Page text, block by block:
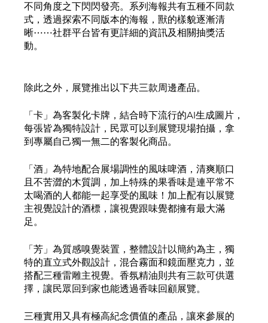
不同角度之下閃閃發亮。系列海報共有五種不同款
式，透過探索不同版本的海報，獸的樣貌逐漸清
晰⋯⋯社群平台皆有更詳細的資訊及相關抽獎活
動。
除此之外，展覽推出以下共三款周邊產品。
「卡」為客製化卡牌，結合時下流行的AI生成圖片，
每張皆為獨特設計，民眾可以到展覽現場拍攝，拿
到專屬自己獨一無二的客製化商品。
「酒」為特地配合展場調性的風味啤酒，清爽順口
且不苦澀的木質調，加上特殊的果香味是連平常不
太喝酒的人都能一起享受的風味！加上配有以展覽
主視覺設計的酒標，讓視覺跟味覺都擁有最大滿
足。
「芳」為質感嗅覺裝置，整體設計以簡約為主，獨
特的直立式外觀設計，混合霧面和鏡面壓克力，並
搭配三種雷雕主視覺。香氛精油則共有三款可供選
擇，讓民眾回到家也能透過香味回顧展覽。
三種實用又具有極高紀念價值的產品，讓來參展的